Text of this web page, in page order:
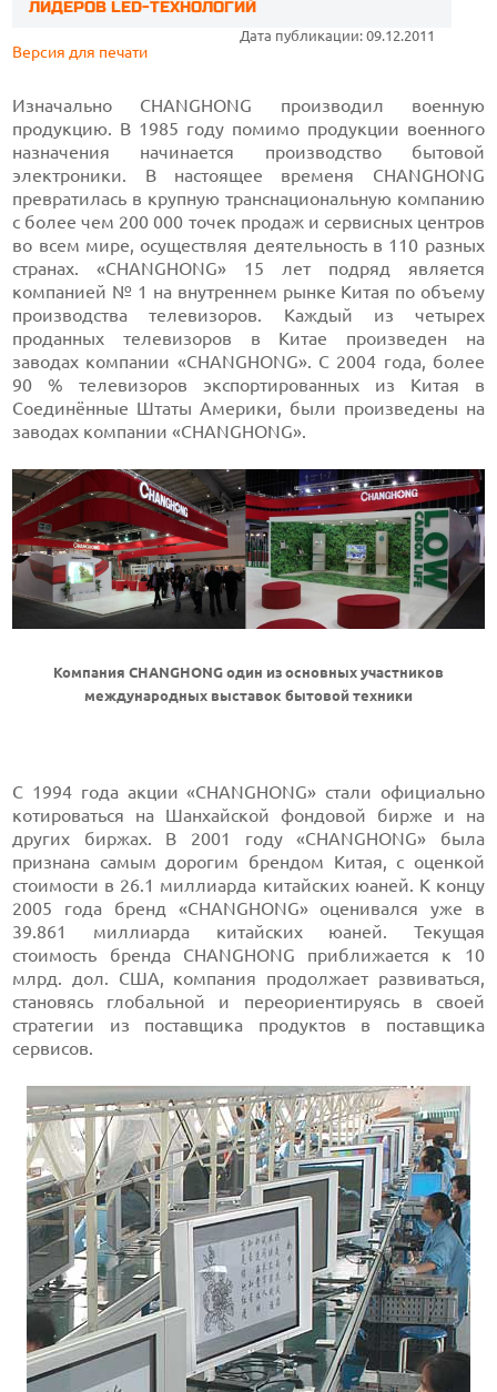
ЛИДЕРОВ LED-ТЕХНОЛОГИЙ
Дата публикации: 09.12.2011
Версия для печати
Изначально CHANGHONG производил военную
продукцию. В 1985 году помимо продукции военного
назначения начинается производство бытовой
электроники. В настоящее временя CHANGHONG
превратилась в крупную транснациональную компанию
с более чем 200 000 точек продаж и сервисных центров
во всем мире, осуществляя деятельность в 110 разных
странах. «CHANGHONG» 15 лет подряд является
компанией № 1 на внутреннем рынке Китая по объему
производства телевизоров. Каждый из четырех
проданных телевизоров в Китае произведен на
заводах компании «CHANGHONG». С 2004 года, более
90 % телевизоров экспортированных из Китая в
Соединённые Штаты Америки, были произведены на
заводах компании «CHANGHONG».
Компания CHANGHONG один из основных участников
международных выставок бытовой техники
С 1994 года акции «CHANGHONG» стали официально
котироваться на Шанхайской фондовой бирже и на
других биржах. В 2001 году «CHANGHONG» была
признана самым дорогим брендом Китая, с оценкой
стоимости в 26.1 миллиарда китайских юаней. К концу
2005 года бренд «CHANGHONG» оценивался уже в
39.861 миллиарда китайских юаней. Текущая
стоимость бренда CHANGHONG приближается к 10
млрд. дол. США, компания продолжает развиваться,
становясь глобальной и переориентируясь в своей
стратегии из поставщика продуктов в поставщика
сервисов.